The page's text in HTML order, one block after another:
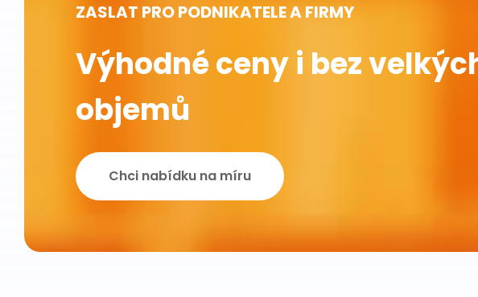
ZASLAT PRO PODNIKATELE A FIRMY
Výhodné ceny i bez
objemů
Chci nabídku na míru